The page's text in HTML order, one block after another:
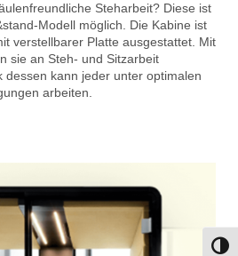
Steharbeit? Diese ist
Modell möglich. Die Kabine ist
verstellbarer Platte ausgestattet. Mit
sie an Steh- und Sitzarbeit
dessen kann jeder unter optimalen
arbeiten.